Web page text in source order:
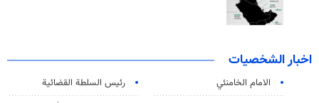
اخبار الشخصيات
الامام الخامنئي
رئیس السلطة القضائیة